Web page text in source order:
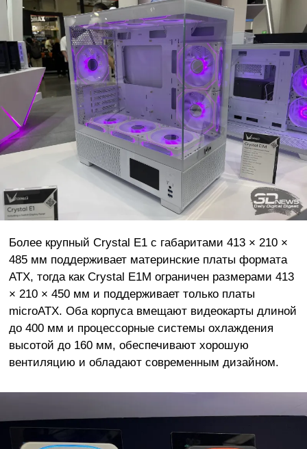
Более крупный Crystal E1 с габаритами 413 × 210 ×
485 мм поддерживает материнские платы формата
ATX, тогда как Crystal E1M ограничен размерами 413
× 210 × 450 мм и поддерживает только платы
microATX. Оба корпуса вмещают видеокарты длиной
до 400 мм и процессорные системы охлаждения
высотой до 160 мм, обеспечивают хорошую
вентиляцию и обладают современным дизайном.